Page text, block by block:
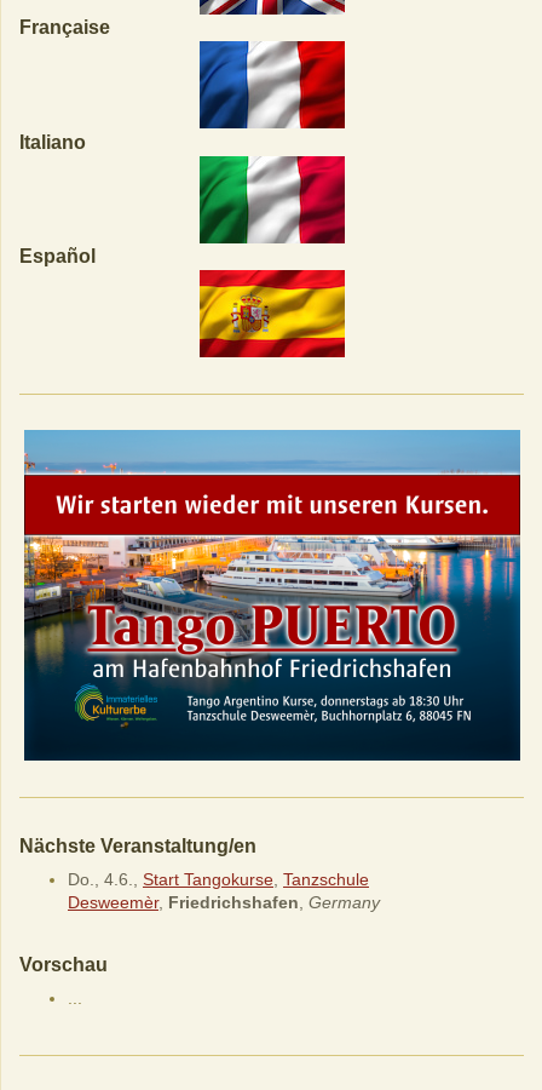
Française
Italiano
Español
Nächste Veranstaltung/en
Do., 4.6., Start Tangokurse Tanzschule
Desweemèr, Friedrichshafen Germany
Vorschau